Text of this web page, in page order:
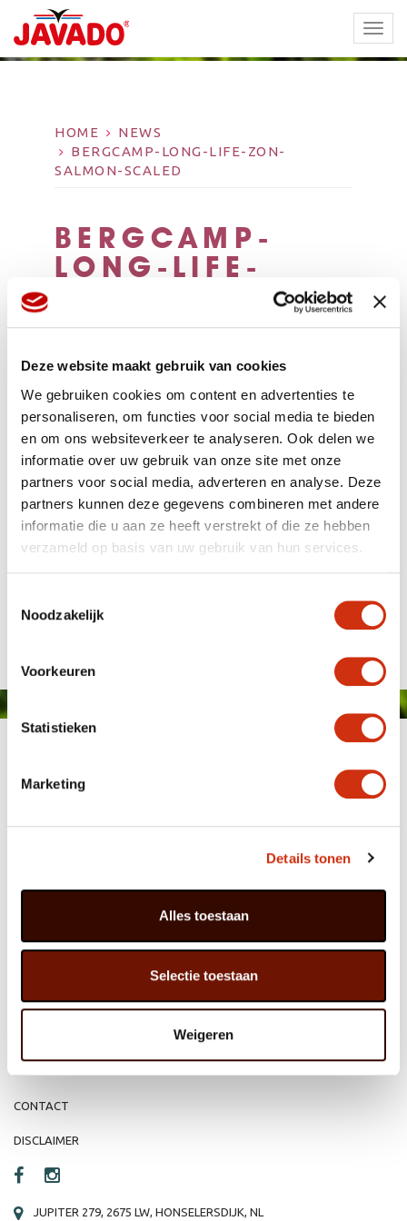
Deze website maakt gebruik van cookies
We gebruiken cookies om content en advertenties te
personaliseren, om functies voor social media te bieden
en om ons websiteverkeer te analyseren. Ook delen we
informatie over uw gebruik van onze site met onze
partners voor social media, adverteren en analyse. Deze
partners kunnen deze gegevens combineren met andere
informatie die u aan ze heeft verstrekt of die ze hebben
verzameld op basis van uw gebruik van hun services.
Noodzakelijk
Voorkeuren
Statistieken
Marketing
Details tonen
Alles toestaan
Selectie toestaan
Weigeren
HOME
NEWS
BERGCAMP-LONG-LIFE-ZON-
SALMON-SCALED
BERGCAMP-
LONG-LIFE-
ZON-SALMON-
SCALED
Gepubliceerd op: 25 januari 2024
GROUP
ORGANISATIE NIEUWS
VACATURE
CONTACT
DISCLAIMER
JUPITER 279, 2675 LW, HONSELERSDIJK, NL